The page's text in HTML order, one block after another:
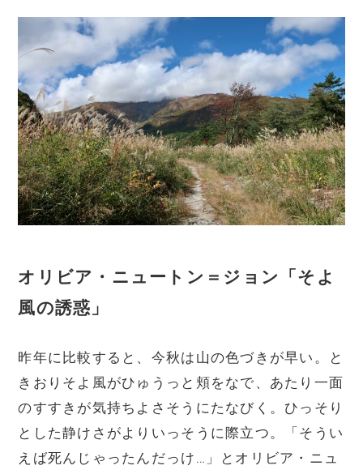
オリビア・ニュートン＝ジョン「そよ
風の誘惑」
昨年に比較すると、今秋は山の色づきが早い。と
きおりそよ風がひゅうっと頬をなで、あたり一面
のすすきが気持ちよさそうにたなびく。ひっそり
とした静けさがよりいっそうに際立つ。「そうい
えば死んじゃったんだっけ…」とオリビア・ニュ